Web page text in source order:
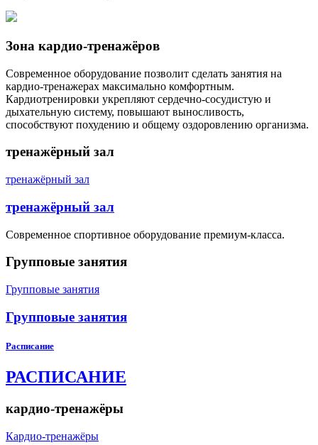
Зона кардио-тренажёров
Современное оборудование позволит сделать занятия на
кардио-тренажерах максимально комфортным.
Кардиотренировки укрепляют сердечно-сосудистую и
дыхательную систему, повышают выносливость,
способствуют похудению и общему оздоровлению организма.
тренажёрный зал
тренажёрный зал
тренажёрный зал
Современное спортивное оборудование премиум-класса.
Групповые занятия
Групповые занятия
Групповые занятия
Расписание
РАСПИСАНИЕ
кардио-тренажёры
Кардио-тренажёры